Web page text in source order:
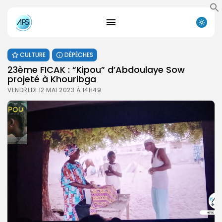
CULTURE DÉPÊCHES
23ème FICAK : “Kipou” d’Abdoulaye Sow
projeté à Khouribga
VENDREDI 12 MAI 2023 À 14H49